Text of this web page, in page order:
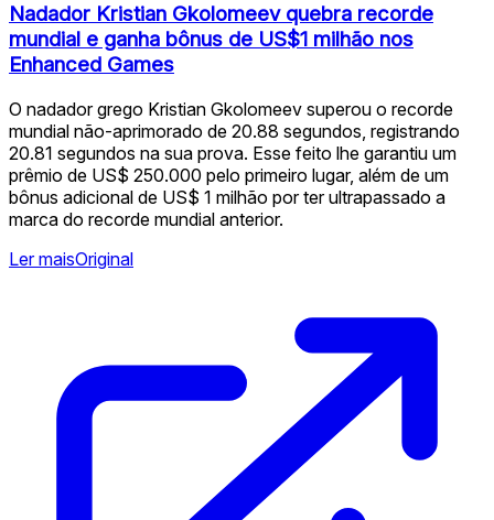
Nadador Kristian Gkolomeev quebra recorde
mundial e ganha bônus de US$1 milhão nos
Enhanced Games
O nadador grego Kristian Gkolomeev superou o recorde
mundial não-aprimorado de 20.88 segundos, registrando
20.81 segundos na sua prova. Esse feito lhe garantiu um
prêmio de US$ 250.000 pelo primeiro lugar, além de um
bônus adicional de US$ 1 milhão por ter ultrapassado a
marca do recorde mundial anterior.
Ler maisOriginal